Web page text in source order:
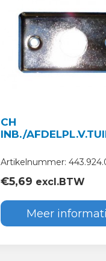
CH
INB./
Artikelnummer:
€5,69 excl.BTW
Meer